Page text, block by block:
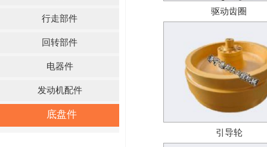
行走部件
回转部件
电器件
发动机配件
底盘件
驱动齿圈
引导轮